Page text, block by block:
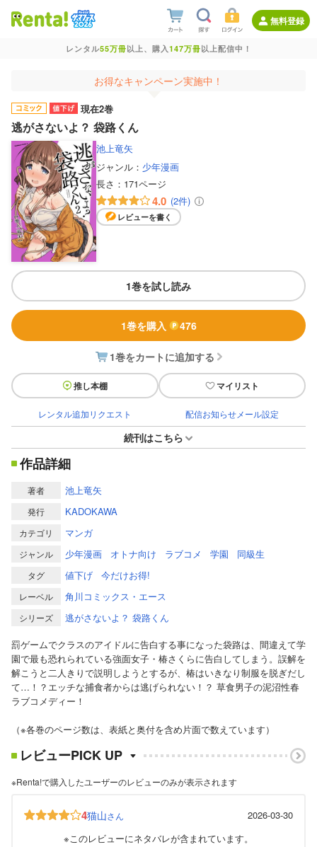
無料登録
レンタル55万冊以上、購入147万冊以上配信中！
お得なキャンペーン実施中！
現在2巻
逃がさないよ？ 袋路くん
池上竜矢
ジャンル： 少年漫画
長さ： 171ページ
4.0 (2件)
レビューを書く
1巻を試し読み
1巻を購入 476
1巻をカートに追加する
推し本棚 マイリスト
レンタル追加リクエスト 配信お知らせメール設定
続刊はこちら
作品詳細
著者 池上竜矢
発行 KADOKAWA
カテゴリ マンガ
ジャンル 少年漫画 オトナ向け ラブコメ 学園 同級生
タグ 値下げ 今だけお得!
レーベル 角川コミックス・エース
シリーズ
逃がさないよ？ 袋路くん
罰ゲームでクラスのアイドルに告白する事になった袋路は、間違えて学
園で最も恐れられている強面女子・椿さくらに告白してしまう。誤解を
解こうと二人きりで説明しようとするが、椿はいきなり制服を脱ぎだし
て…！？エッチな捕食者からは逃げられない！？ 草食男子の泥沼性春
ラブコメディー！
（※各巻のページ数は、表紙と奥付を含め片面で数えています）
レビューPICK UP
※Renta!で購入したユーザーのレビューのみが表示されます
4猫山さん
2026-03-30
※このレビューにネタバレが含まれています。